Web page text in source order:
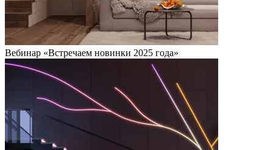
Вебинар «Встречаем новинки 2025 года»